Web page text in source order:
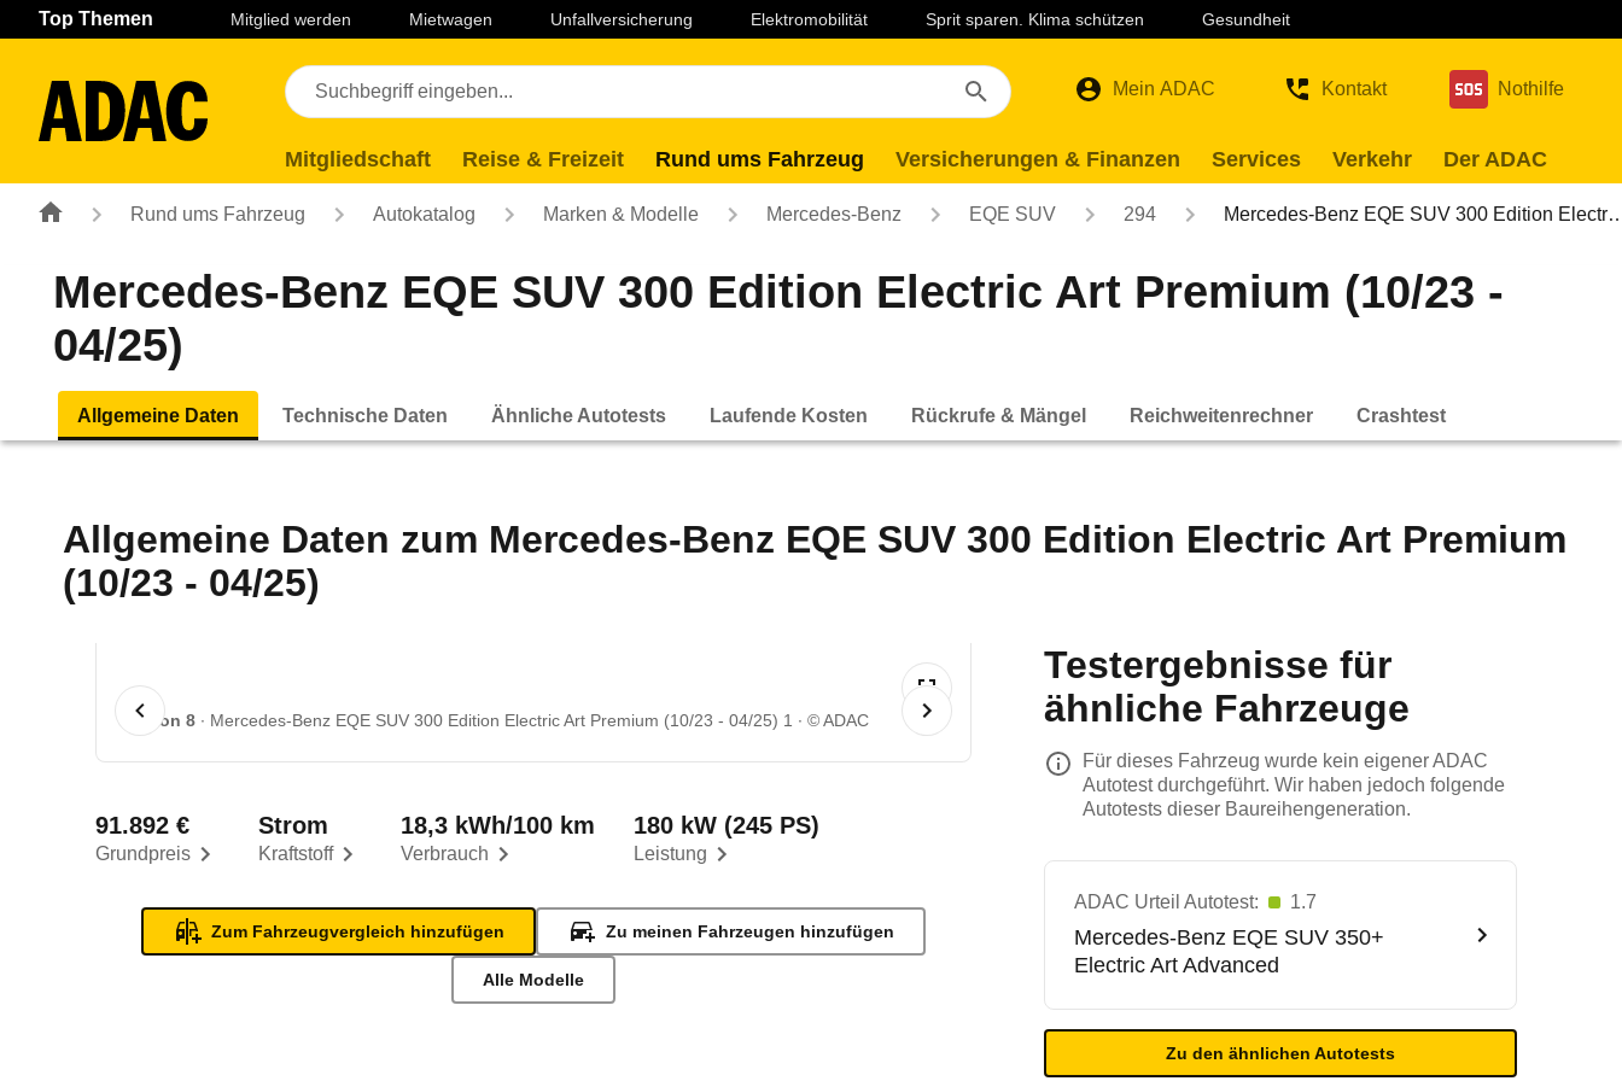
Navigation Seiteninhalt Fußzeile
Top Themen Mitglied werden Mietwagen Unfallversicherung Elektromobilität Sprit sparen. Klima schützen Gesundheit
Mein ADAC Kontakt Nothilfe
Mitgliedschaft Reise & Freizeit Rund ums Fahrzeug Versicherungen & Finanzen Services Verkehr Der ADAC
Rund ums Fahrzeug Autokatalog Marken & Modelle Mercedes-Benz EQE SUV 294 Mercedes-Benz EQE SUV 300 Edition
Mercedes-Benz EQE SUV 300 Edition Electric Art Premium (10/23 -
04/25)
Allgemeine Daten Technische Daten Ähnliche Autotests Laufende Kosten Rückrufe & Mängel Reichweitenrechner Crashtest
Allgemeine Daten zum Mercedes-Benz EQE SUV 300 Edition Electric Art Premium
(10/23 - 04/25)
1 von 8 Mercedes-Benz EQE SUV 300 Edition Electric Art Premium (10/23 - 04/25) 1 © ADAC
Grundpreis
91.892 €
Kraftstoff
Strom
Verbrauch
18,3 kWh/100 km
Leistung
180 kW (245 PS)
Zum Fahrzeugvergleich hinzufügen Zu meinen Fahrzeugen hinzufügen
Alle Modelle
Testergebnisse für
ähnliche Fahrzeuge
Für dieses Fahrzeug wurde kein eigener ADAC
Autotest durchgeführt. Wir haben jedoch folgende
Autotests dieser Baureihengeneration.
ADAC Urteil Autotest: 1.7
Mercedes-Benz EQE SUV 350+
Electric Art Advanced
Zu den ähnlichen Autotests